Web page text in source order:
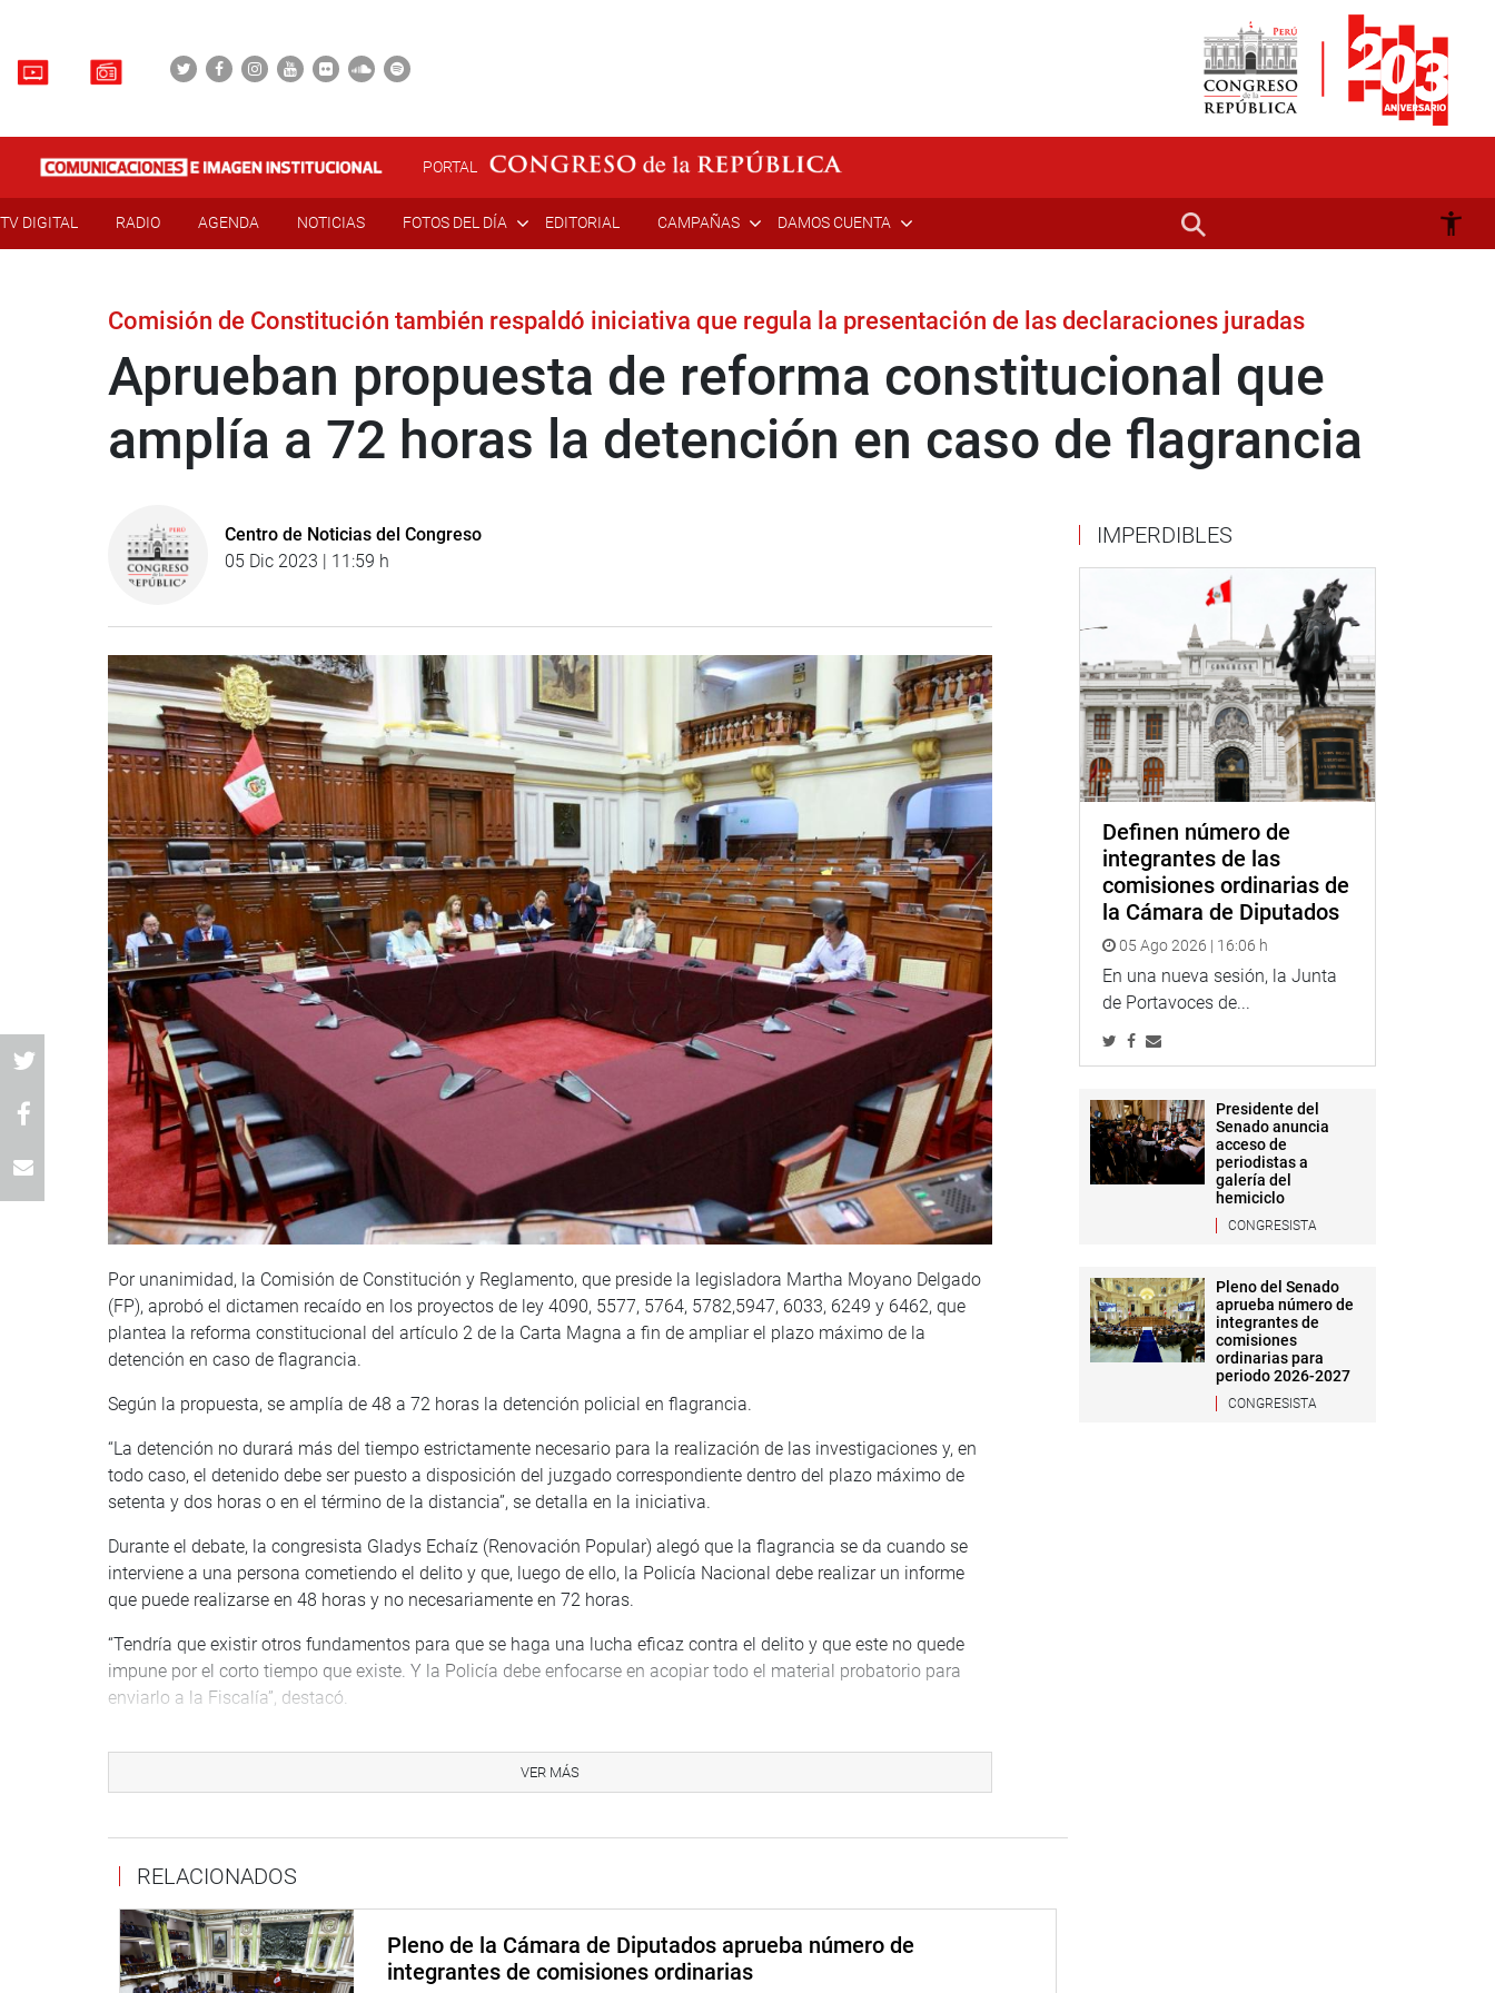
PORTAL
TV DIGITAL RADIO AGENDA NOTICIAS FOTOS DEL DÍA EDITORIAL CAMPAÑAS DAMOS CUENTA
Comisión de Constitución también respaldó iniciativa que regula la presentación de las declaraciones juradas
Aprueban propuesta de reforma constitucional que
amplía a 72 horas la detención en caso de flagrancia
Centro de Noticias del Congreso
05 Dic 2023 | 11:59 h
Por unanimidad, la Comisión de Constitución y Reglamento, que preside la legisladora Martha Moyano Delgado
(FP), aprobó el dictamen recaído en los proyectos de ley 4090, 5577, 5764, 5782,5947, 6033, 6249 y 6462, que
plantea la reforma constitucional del artículo 2 de la Carta Magna a fin de ampliar el plazo máximo de la
detención en caso de flagrancia.
Según la propuesta, se amplía de 48 a 72 horas la detención policial en flagrancia.
“La detención no durará más del tiempo estrictamente necesario para la realización de las investigaciones y, en
todo caso, el detenido debe ser puesto a disposición del juzgado correspondiente dentro del plazo máximo de
setenta y dos horas o en el término de la distancia”, se detalla en la iniciativa.
Durante el debate, la congresista Gladys Echaíz (Renovación Popular) alegó que la flagrancia se da cuando se
interviene a una persona cometiendo el delito y que, luego de ello, la Policía Nacional debe realizar un informe
que puede realizarse en 48 horas y no necesariamente en 72 horas.
“Tendría que existir otros fundamentos para que se haga una lucha eficaz contra el delito y que este no quede
impune por el corto tiempo que existe. Y la Policía debe enfocarse en acopiar todo el material probatorio para
enviarlo a la Fiscalía”, destacó.
requerimientos técnicos para su entrega al Ministerio Público sí requiere de más tiempo, a fin de evitar
observaciones de parte de las autoridades judiciales.
DECLARACIÓN JURADA
La Comisión de Constitución y Reglamento también aprobó, con 20 votos a favor, 0 en contra y 1 abstención, el
dictamen recaído en el Proyecto de Ley 4850, que plantea regular la presentación de la declaración jurada
integral de ingresos, bienes, rentas e intereses de los funcionarios y servidores públicos.
De esta manera, se busca transparentar la situación patrimonial y financiera de los citados en el marco del
VER MÁS
RELACIONADOS
Pleno de la Cámara de Diputados aprueba número de
integrantes de comisiones ordinarias
IMPERDIBLES
Definen número de
integrantes de las
comisiones ordinarias de
la Cámara de Diputados
05 Ago 2026 | 16:06 h
En una nueva sesión, la Junta
de Portavoces de...
Presidente del
Senado anuncia
acceso de
periodistas a
galería del
hemiciclo
CONGRESISTA
Pleno del Senado
aprueba número de
integrantes de
comisiones
ordinarias para
periodo 2026-2027
CONGRESISTA